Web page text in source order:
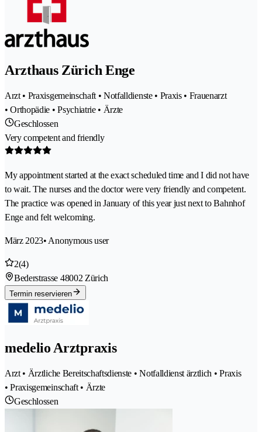
Arzthaus Zürich Enge
Arzt • Praxisgemeinschaft • Notfalldienste • Praxis • Frauenarzt
• Orthopädie • Psychiatrie • Ärzte
Geschlossen
Very competent and friendly
My appointment started at the exact scheduled time and I did not have
to wait. The nurses and the doctor were very friendly and competent.
The practice was opened in January of this year just next to Bahnhof
Enge and felt welcoming.
März 2023• Anonymous user
2(4)
Bederstrasse 48002 Zürich
Termin reservieren
medelio Arztpraxis
Arzt • Ärztliche Bereitschaftsdienste • Notfalldienst ärztlich • Praxis
• Praxisgemeinschaft • Ärzte
Geschlossen